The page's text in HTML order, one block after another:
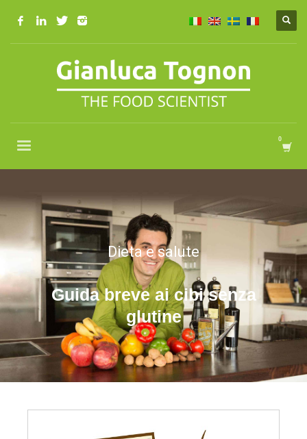
Dieta e salute
Guida breve ai cibi senza
glutine